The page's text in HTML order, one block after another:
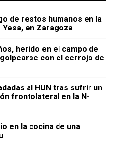
de restos humanos en la
en Zaragoza
herido en el campo de
con el cerrojo de
al HUN tras sufrir un
frontolateral en la N-
en la cocina de una